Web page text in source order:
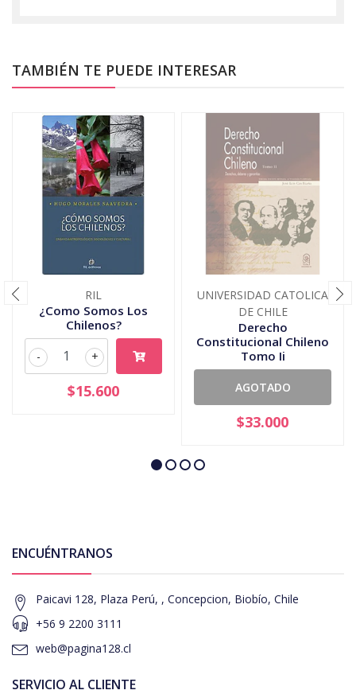
TAMBIÉN TE PUEDE INTERESAR
RIL
¿Como Somos Los
Chilenos?
+
-
$15.600
UNIVERSIDAD CATOLICA
DE CHILE
Derecho
Constitucional Chileno
Tomo Ii
AGOTADO
$33.000
ENCUÉNTRANOS
Paicavi 128, Plaza Perú, , Concepcion, Biobío, Chile
+56 9 2200 3111
web@pagina128.cl
SERVICIO AL CLIENTE